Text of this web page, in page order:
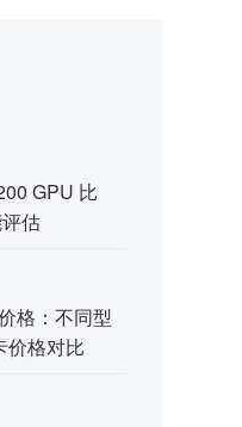
GPU 比
估
格：不同型
价格对比